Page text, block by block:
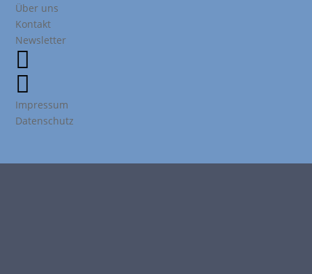
Über uns
Kontakt
Newsletter


Impressum
Datenschutz